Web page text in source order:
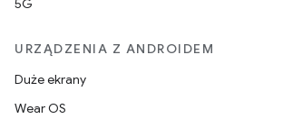
5G
URZĄDZENIA Z ANDROIDEM
Duże ekrany
Wear OS